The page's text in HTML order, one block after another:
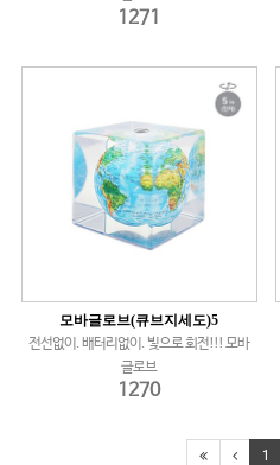
1271
모바글로브(큐브지세도)5
전선없이. 배터리없이. 빛으로 회전!!! 모바
글로브
1270
1